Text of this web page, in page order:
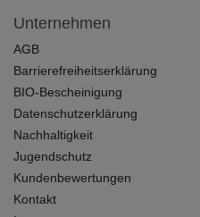
Unternehmen
AGB
Barrierefreiheitserklärung
BIO-Bescheinigung
Datenschutzerklärung
Nachhaltigkeit
Jugendschutz
Kundenbewertungen
Kontakt